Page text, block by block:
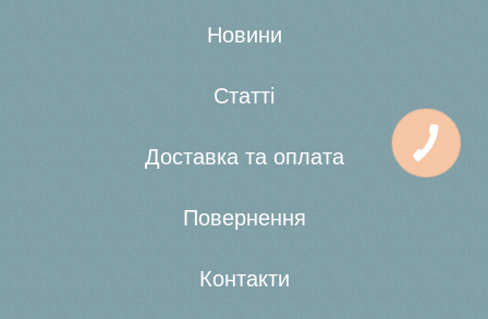
Новини
Статті
Доставка та оплата
Повернення
Контакти